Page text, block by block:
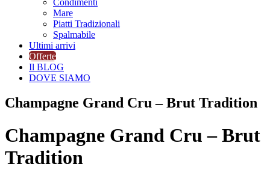
Mare
Piatti Tradizionali
Spalmabile
Ultimi arrivi
Offerte
Il BLOG
DOVE SIAMO
Champagne Grand Cru – Brut Tradition
Champagne Grand Cru – Brut
Tradition